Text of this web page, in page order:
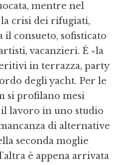
mentre nel
crisi dei rifugiati,
il consueto, sofisticato
vacanzieri. È «la
in terrazza, party
degli yacht. Per le
si profilano mesi
il lavoro in uno studio
di alternative
seconda moglie
è appena arrivata